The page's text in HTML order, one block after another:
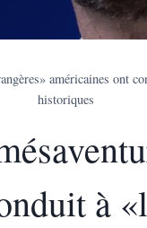
américaines ont
historiques
à